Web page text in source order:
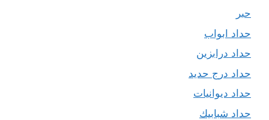
حبر
حداد ابواب
حداد درابزين
حداد درج حديد
حداد ديوانيات
حداد شبابيك